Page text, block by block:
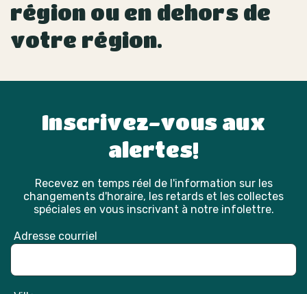
région ou en dehors de
votre région.
Inscrivez-vous aux
alertes!
Recevez en temps réel de l'information sur les
changements d'horaire, les retards et les collectes
spéciales en vous inscrivant à notre infolettre.
Adresse courriel